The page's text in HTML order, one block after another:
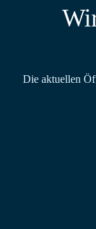
Die aktuellen